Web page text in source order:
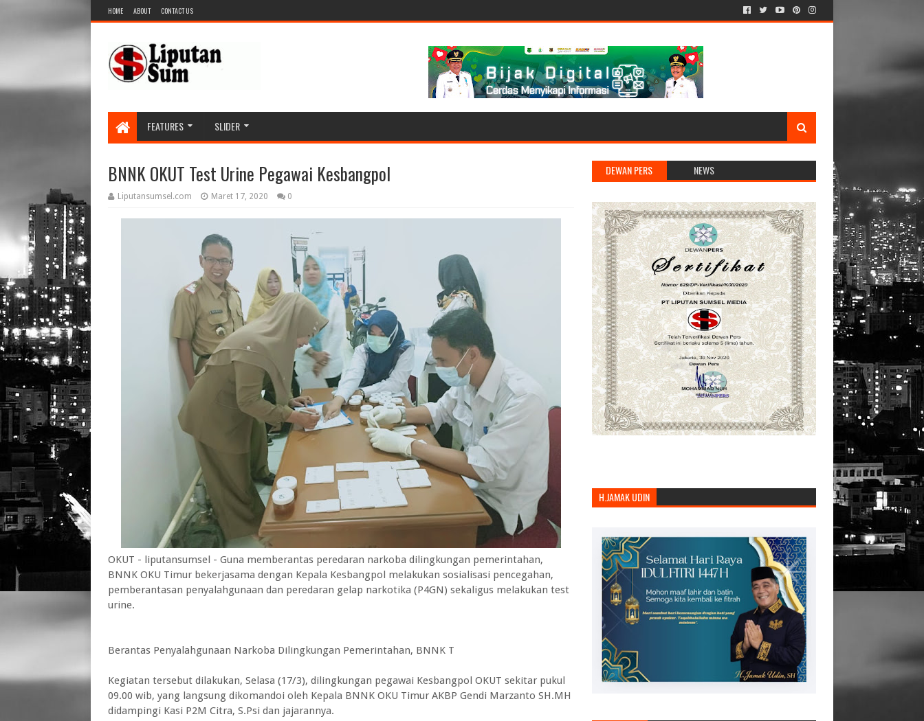
HOME ABOUT CONTACT US
FEATURES SLIDER
BNNK OKUT Test Urine Pegawai Kesbangpol
Liputansumsel.com Maret 17, 2020 0
OKUT - liputansumsel - Guna memberantas peredaran narkoba dilingkungan pemerintahan,
BNNK OKU Timur bekerjasama dengan Kepala Kesbangpol melakukan sosialisasi pencegahan,
pemberantasan penyalahgunaan dan peredaran gelap narkotika (P4GN) sekaligus melakukan test
urine.
Berantas Penyalahgunaan Narkoba Dilingkungan Pemerintahan, BNNK T
Kegiatan tersebut dilakukan, Selasa (17/3), dilingkungan pegawai Kesbangpol OKUT sekitar pukul
09.00 wib, yang langsung dikomandoi oleh Kepala BNNK OKU Timur AKBP Gendi Marzanto SH.MH
didampingi Kasi P2M Citra, S.Psi dan jajarannya.
DEWAN PERS NEWS
H.JAMAK UDIN